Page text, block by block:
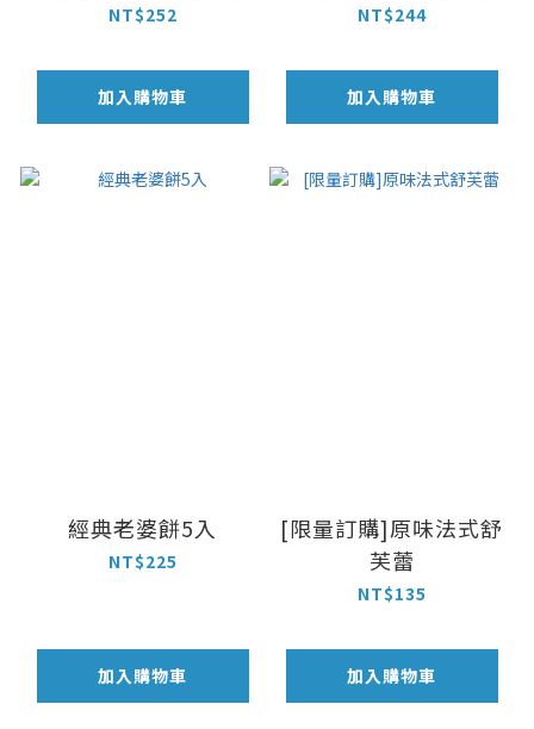
NT$252
加入購物車
NT$244
加入購物車
經典老婆餅5入
NT$225
加入購物車
[限量訂購]原味法式舒
芙蕾
NT$135
加入購物車